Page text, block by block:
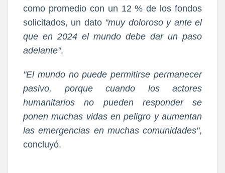
como promedio con un 12 % de los fondos
solicitados, un dato "muy doloroso y ante el
que en 2024 el mundo debe dar un paso
adelante".
"El mundo no puede permitirse permanecer
pasivo, porque cuando los actores
humanitarios no pueden responder se
ponen muchas vidas en peligro y aumentan
las emergencias en muchas comunidades",
concluyó.